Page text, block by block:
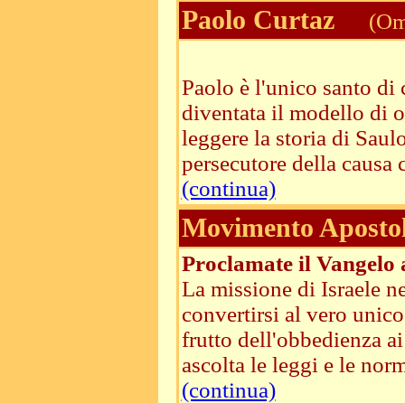
Paolo Curtaz
Paolo è l'unico santo di
diventata il modello di
leggere la storia di
persecutore della causa
(continua)
Movimento
Proclamate il Vangelo
La missione di Israele
convertirsi al vero
frutto dell'obbedienza
ascolta le leggi e le
(continua)